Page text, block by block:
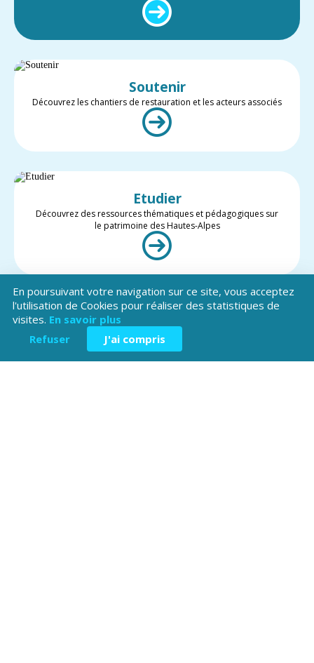
Soutenir
Découvrez les chantiers de restauration et les acteurs associés
Etudier
Découvrez des ressources thématiques et pédagogiques sur
le patrimoine des Hautes-Alpes
Valoriser
Restez informé des projets et des actualités du patrimoine des
Hautes-Alpes
En poursuivant votre navigation sur ce site, vous acceptez
l'utilisation de Cookies pour réaliser des statistiques de
visites. En savoir plus
Refuser
J'ai compris